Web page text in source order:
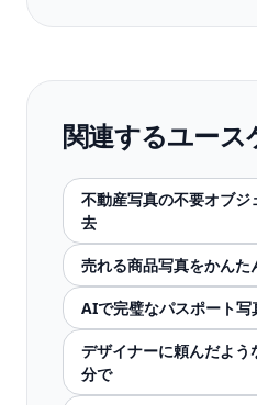
関連するユース
不動産写真の不要オブ
去
売れる商品写真をかんた
AIで完璧なパスポート写
デザイナーに頼んだよう
分で